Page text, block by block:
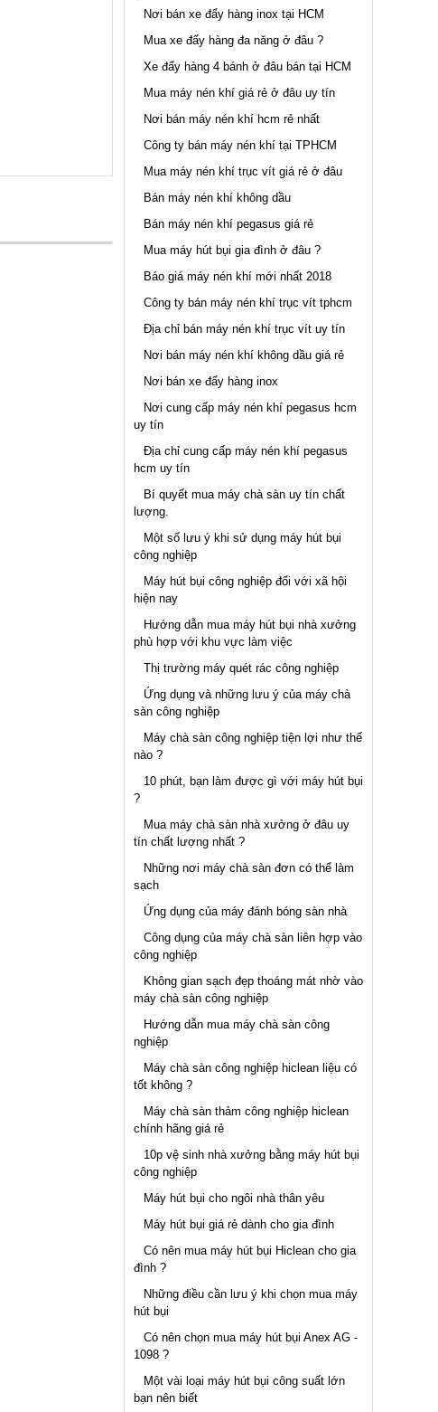
Nơi bán xe đẩy hàng inox tại HCM
Mua xe đẩy hàng đa năng ở đâu ?
Xe đẩy hàng 4 bánh ở đâu bán tại HCM
Mua máy nén khí giá rẻ ở đâu uy tín
Nơi bán máy nén khí hcm rẻ nhất
Công ty bán máy nén khí tại TPHCM
Mua máy nén khí trục vít giá rẻ ở đâu
Bán máy nén khí không dầu
Bán máy nén khí pegasus giá rẻ
Mua máy hút bụi gia đình ở đâu ?
Báo giá máy nén khí mới nhất 2018
Công ty bán máy nén khí trục vít tphcm
Địa chỉ bán máy nén khí trục vít uy tín
Nơi bán máy nén khí không dầu giá rẻ
Nơi bán xe đẩy hàng inox
Nơi cung cấp máy nén khí pegasus hcm
uy tín
Địa chỉ cung cấp máy nén khí pegasus
hcm uy tín
Bí quyết mua máy chà sàn uy tín chất
lượng.
Một số lưu ý khi sử dụng máy hút bụi
công nghiệp
Máy hút bụi công nghiệp đối với xã hội
hiện nay
Hướng dẫn mua máy hút bụi nhà xưởng
phù hợp với khu vực làm việc
Thị trường máy quét rác công nghiệp
Ứng dụng và những lưu ý của máy chà
sàn công nghiệp
Máy chà sàn công nghiệp tiện lợi như thế
nào ?
10 phút, bạn làm được gì với máy hút bụi
?
Mua máy chà sàn nhà xưởng ở đâu uy
tín chất lượng nhất ?
Những nơi máy chà sàn đơn có thể làm
sạch
Ứng dụng của máy đánh bóng sàn nhà
Công dụng của máy chà sàn liên hợp vào
công nghiệp
Không gian sạch đẹp thoáng mát nhờ vào
máy chà sàn công nghiệp
Hướng dẫn mua máy chà sàn công
nghiệp
Máy chà sàn công nghiệp hiclean liệu có
tốt không ?
Máy chà sàn thảm công nghiệp hiclean
chính hãng giá rẻ
10p vệ sinh nhà xưởng bằng máy hút bụi
công nghiệp
Máy hút bụi cho ngôi nhà thân yêu
Máy hút bụi giá rẻ dành cho gia đình
Có nên mua máy hút bụi Hiclean cho gia
đình ?
Những điều cần lưu ý khi chọn mua máy
hút bụi
Có nên chọn mua máy hút bụi Anex AG -
1098 ?
Một vài loại máy hút bụi công suất lớn
bạn nên biết